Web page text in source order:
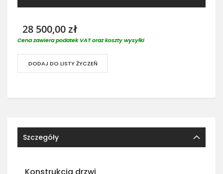
28 500,00 zł
Cena zawiera podatek VAT oraz koszty wysyłki
DODAJ DO LISTY ŻYCZEŃ
Szczegóły